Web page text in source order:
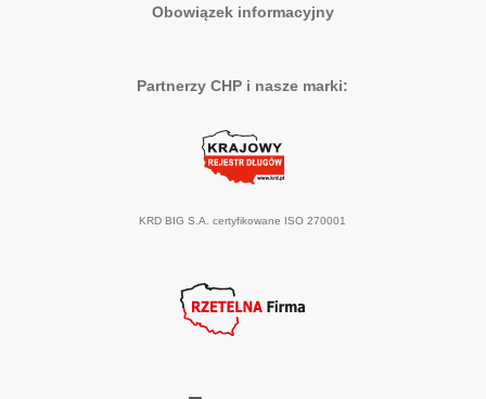
Obowiązek informacyjny
Partnerzy CHP i nasze marki:
KRD BIG S.A. certyfikowane ISO 270001